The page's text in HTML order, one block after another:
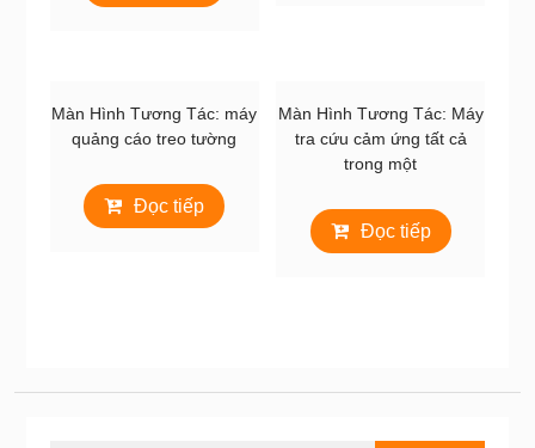
Màn Hình Tương Tác: máy
quảng cáo treo tường
Đọc tiếp
Màn Hình Tương Tác: Máy
tra cứu cảm ứng tất cả
trong một
Đọc tiếp